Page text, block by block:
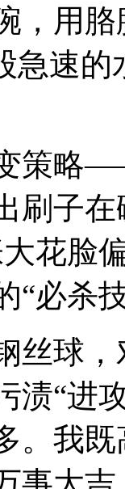
，用
急速
策略
刷子
花脸
“必杀
丝球
渍“进
。我